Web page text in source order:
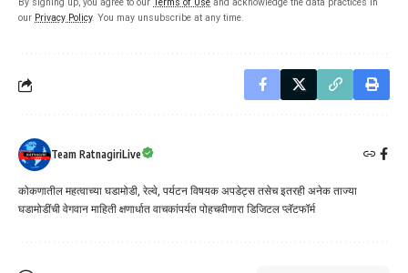
By signing up, you agree to our Terms of Use and acknowledge the data practices in
our Privacy Policy. You may unsubscribe at any time.
Team RatnagiriLive
कोकणातील महत्वाच्या घडामोडी, रेल्वे, पर्यटन विषयक अपडेट्स तसेच इतरही अनेक ताज्या
घडामोडींची वेगवान माहिती क्षणार्धात वाचकांपर्यत पोहचवीणारा डिजिटल प्लॅटफॉर्म